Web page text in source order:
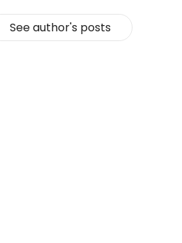
See author's posts